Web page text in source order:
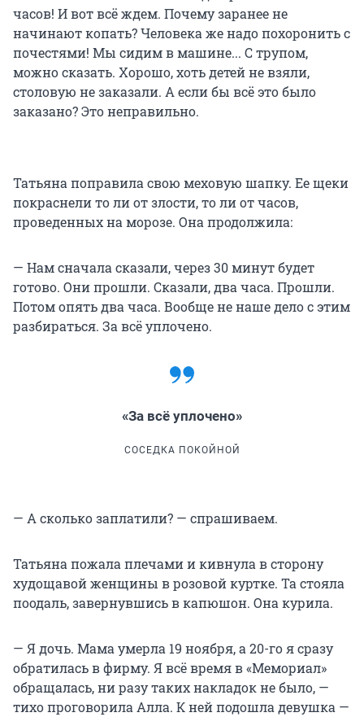
часов! И вот всё ждем. Почему заранее не
начинают копать? Человека же надо похоронить с
почестями! Мы сидим в машине... С трупом,
можно сказать. Хорошо, хоть детей не взяли,
столовую не заказали. А если бы всё это было
заказано? Это неправильно.
Татьяна поправила свою меховую шапку. Ее щеки
покраснели то ли от злости, то ли от часов,
проведенных на морозе. Она продолжила:
— Нам сначала сказали, через 30 минут будет
готово. Они прошли. Сказали, два часа. Прошли.
Потом опять два часа. Вообще не наше дело с этим
разбираться. За всё уплочено.
«За всё уплочено»
СОСЕДКА ПОКОЙНОЙ
— А сколько заплатили? — спрашиваем.
Татьяна пожала плечами и кивнула в сторону
худощавой женщины в розовой куртке. Та стояла
поодаль, завернувшись в капюшон. Она курила.
— Я дочь. Мама умерла 19 ноября, а 20-го я сразу
обратилась в фирму. Я всё время в «Мемориал»
обращалась, ни разу таких накладок не было, —
тихо проговорила Алла. К ней подошла девушка —